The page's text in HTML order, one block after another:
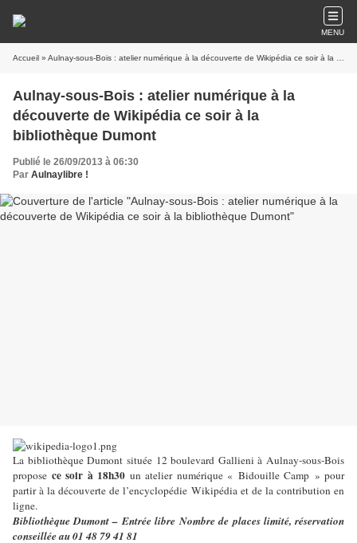
MENU
Accueil » Aulnay-sous-Bois : atelier numérique à la découverte de Wikipédia ce soir à la bibliothèque Dumont
Aulnay-sous-Bois : atelier numérique à la
découverte de Wikipédia ce soir à la
bibliothèque Dumont
Publié le 26/09/2013 à 06:30
Par Aulnaylibre !
La bibliothèque Dumont située 12 boulevard Gallieni à Aulnay-sous-Bois
propose ce soir à 18h30 un atelier numérique « Bidouille Camp » pour
partir à la découverte de l’encyclopédie Wikipédia et de la contribution en
ligne.
Bibliothèque Dumont – Entrée libre Nombre de places limité, réservation
conseillée au 01 48 79 41 81